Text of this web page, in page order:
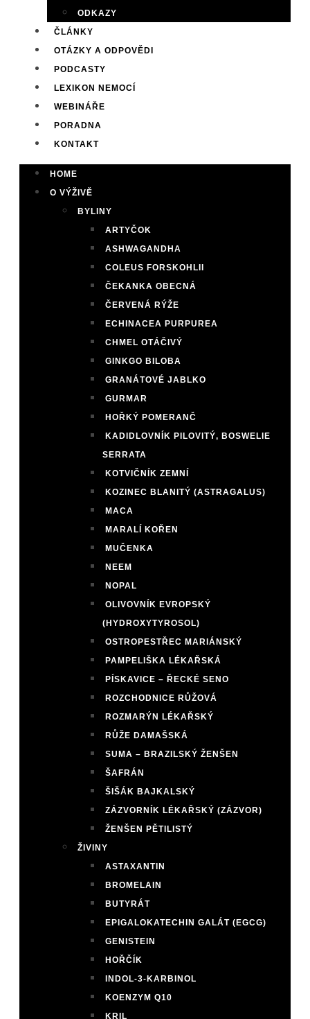
ODKAZY
ČLÁNKY
OTÁZKY A ODPOVĚDI
PODCASTY
LEXIKON NEMOCÍ
WEBINÁŘE
PORADNA
KONTAKT
HOME
O VÝŽIVĚ
BYLINY
ARTYČOK
ASHWAGANDHA
COLEUS FORSKOHLII
ČEKANKA OBECNÁ
ČERVENÁ RÝŽE
ECHINACEA PURPUREA
CHMEL OTÁČIVÝ
GINKGO BILOBA
GRANÁTOVÉ JABLKO
GURMAR
HOŘKÝ POMERANČ
KADIDLOVNÍK PILOVITÝ, BOSWELIE
SERRATA
KOTVIČNÍK ZEMNÍ
KOZINEC BLANITÝ (ASTRAGALUS)
MACA
MARALÍ KOŘEN
MUČENKA
NEEM
NOPAL
OLIVOVNÍK EVROPSKÝ
(HYDROXYTYROSOL)
OSTROPESTŘEC MARIÁNSKÝ
PAMPELIŠKA LÉKAŘSKÁ
PÍSKAVICE – ŘECKÉ SENO
ROZCHODNICE RŮŽOVÁ
ROZMARÝN LÉKAŘSKÝ
RŮŽE DAMAŠSKÁ
SUMA – BRAZILSKÝ ŽENŠEN
ŠAFRÁN
ŠIŠÁK BAJKALSKÝ
ZÁZVORNÍK LÉKAŘSKÝ (ZÁZVOR)
ŽENŠEN PĚTILISTÝ
ŽIVINY
ASTAXANTIN
BROMELAIN
BUTYRÁT
EPIGALOKATECHIN GALÁT (EGCG)
GENISTEIN
HOŘČÍK
INDOL-3-KARBINOL
KOENZYM Q10
KRIL